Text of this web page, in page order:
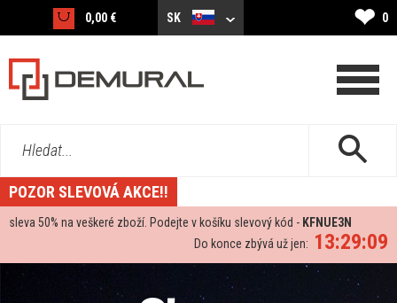
0,00 € SK ❤ 0
Hledat...
POZOR SLEVOVÁ AKCE!!
sleva 50% na veškeré zboží. Podejte v košíku slevový kód - KFNUE3N
13:29:08
Do konce zbývá už jen: